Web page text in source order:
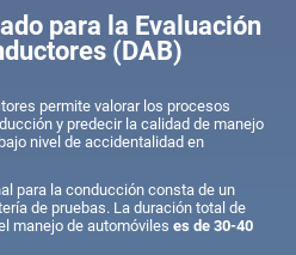
para la Evaluación
(DAB)
permite valorar los procesos
y predecir la calidad de manejo
nivel de accidentalidad en
para la conducción consta de un
de pruebas. La duración total de
manejo de automóvileses de 30-40